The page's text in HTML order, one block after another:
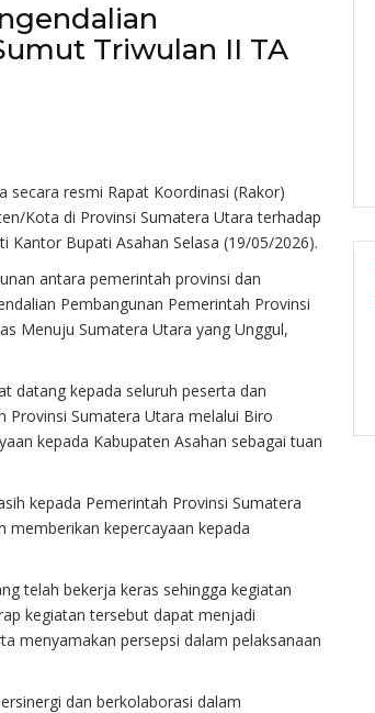
Triwulan II TA
secara resmi Rapat Koordinasi (Rakor)
Kota di Provinsi Sumatera Utara terhadap
Kantor Bupati Asahan Selasa (19/05/2026).
antara pemerintah provinsi dan
Pembangunan Pemerintah Provinsi
Menuju Sumatera Utara yang Unggul,
datang kepada seluruh peserta dan
Provinsi Sumatera Utara melalui Biro
kepada Kabupaten Asahan sebagai tuan
kepada Pemerintah Provinsi Sumatera
memberikan kepercayaan kepada
telah bekerja keras sehingga kegiatan
kegiatan tersebut dapat menjadi
menyamakan persepsi dalam pelaksanaan
dan berkolaborasi dalam